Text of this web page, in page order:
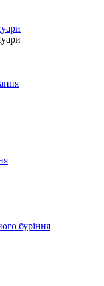
буріння